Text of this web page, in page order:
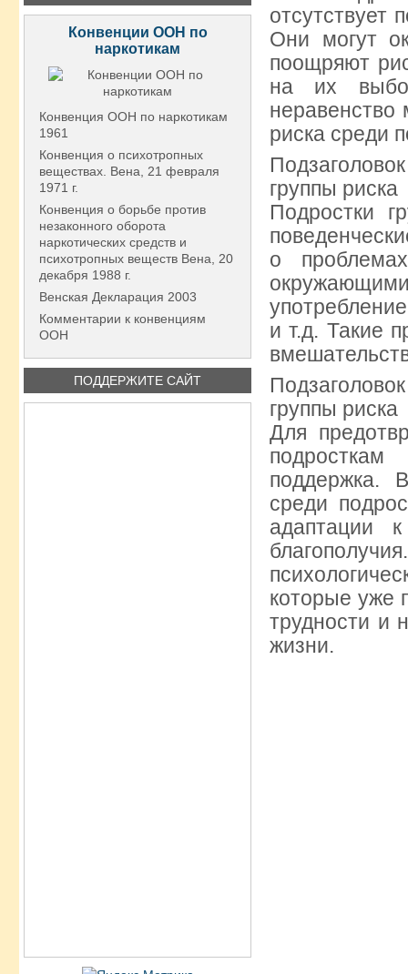
Конвенции ООН по
наркотикам
Конвенция ООН по наркотикам
1961
Конвенция о психотропных
веществах. Вена, 21 февраля
1971 г.
Конвенция о борьбе против
незаконного оборота
наркотических средств и
психотропных веществ Вена, 20
декабря 1988 г.
Венская Декларация 2003
Комментарии к конвенциям
ООН
ПОДДЕРЖИТЕ САЙТ
отсутствует
Они могут
поощряют
на их
неравенство
риска среди
группы риска
Подростки
о
и т.д. Такие
группы риска
Для
поддержка.
среди
адаптации
которые уже
трудности и
жизни.